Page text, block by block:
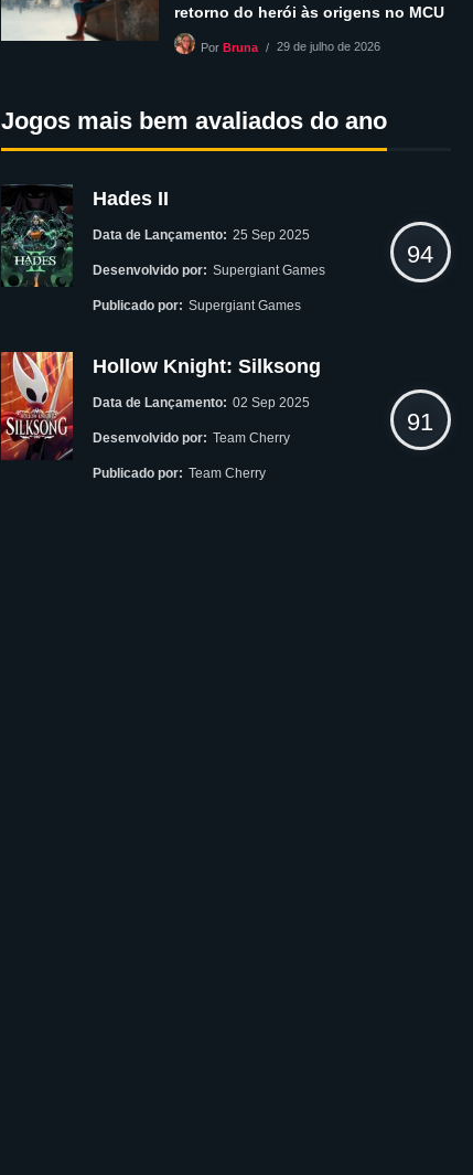
retorno do herói às origens no MCU
PorBruna 29 de julho de 2026
Jogos mais bem avaliados do ano
Hades II
Data de Lançamento: 25 Sep 2025
Desenvolvido por: Supergiant Games
Publicado por: Supergiant Games
94
Hollow Knight: Silksong
Data de Lançamento: 02 Sep 2025
Desenvolvido por: Team Cherry
Publicado por: Team Cherry
91